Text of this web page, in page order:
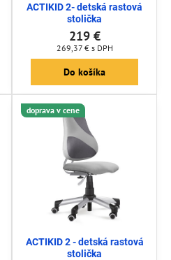
ACTIKID 2- detská rastová
stolička
219 €
269,37 € s DPH
Do košíka
doprava v cene
ACTIKID 2 - detská rastová
stolička